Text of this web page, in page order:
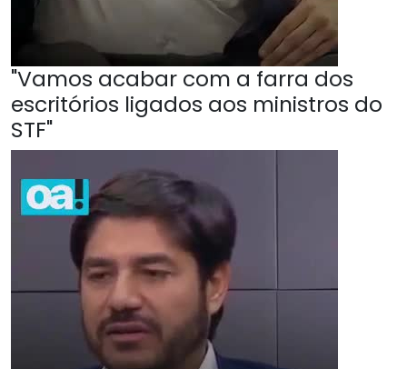
"Vamos acabar com a farra dos
escritórios ligados aos ministros do
STF"